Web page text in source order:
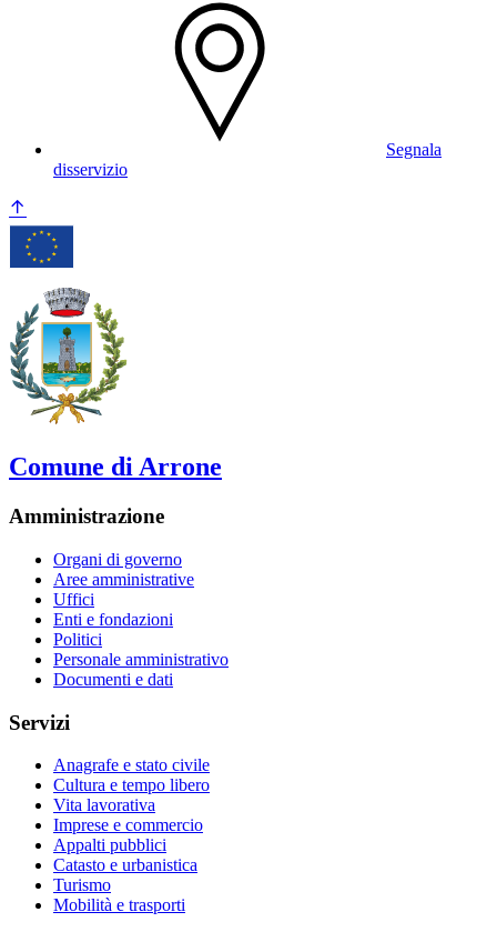
Segnala
disservizio
Comune di Arrone
Amministrazione
Organi di governo
Aree amministrative
Uffici
Enti e fondazioni
Politici
Personale amministrativo
Documenti e dati
Servizi
Anagrafe e stato civile
Cultura e tempo libero
Vita lavorativa
Imprese e commercio
Appalti pubblici
Catasto e urbanistica
Turismo
Mobilità e trasporti